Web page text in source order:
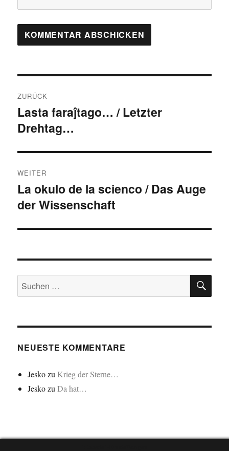
ZURÜCK
Vorheriger
Beitrag:
Lasta faraĵtago… / Letzter
Drehtag…
WEITER
Nächster
Beitrag:
La okulo de la scienco / Das Auge
der Wissenschaft
Suchen
nach:
NEUESTE KOMMENTARE
Jeskozu Krieg der Sterne…
JeskozuDa hat…